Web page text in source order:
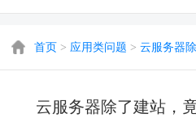
首页 > 应用类问题 > 云服务器
云服务器除了建站，